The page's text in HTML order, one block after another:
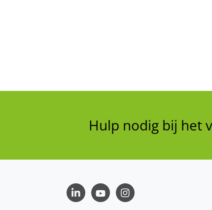
Hulp nodig bij het
LinkedInYoutubeInstagram